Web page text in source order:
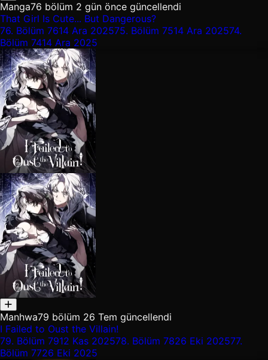
Manga76 bölüm 2 gün önce güncellendi
That Girl Is Cute... But Dangerous?
76. Bölüm 7614 Ara 202575. Bölüm 7514 Ara 202574.
Bölüm 7414 Ara 2025
Manhwa79 bölüm 26 Tem güncellendi
I Failed to Oust the Villain!
79. Bölüm 7912 Kas 202578. Bölüm 7826 Eki 202577.
Bölüm 7726 Eki 2025